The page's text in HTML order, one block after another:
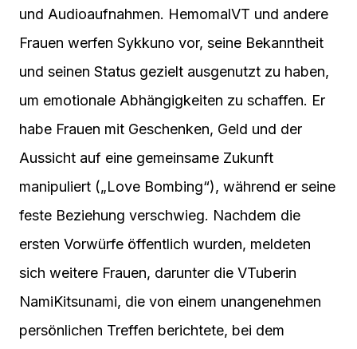
und Audioaufnahmen. HemomalVT und andere
Frauen werfen Sykkuno vor, seine Bekanntheit
und seinen Status gezielt ausgenutzt zu haben,
um emotionale Abhängigkeiten zu schaffen. Er
habe Frauen mit Geschenken, Geld und der
Aussicht auf eine gemeinsame Zukunft
manipuliert („Love Bombing“), während er seine
feste Beziehung verschwieg. Nachdem die
ersten Vorwürfe öffentlich wurden, meldeten
sich weitere Frauen, darunter die VTuberin
NamiKitsunami, die von einem unangenehmen
persönlichen Treffen berichtete, bei dem